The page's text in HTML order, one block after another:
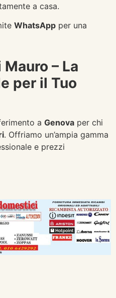
a casa.
WhatsApp per una
– La
per il Tuo
a Genova per chi
. Offriamo un’ampia gamma
e prezzi